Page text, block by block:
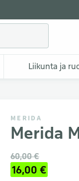
Liikunta ja
MERIDA
Merida
60,00 €
16,00 €